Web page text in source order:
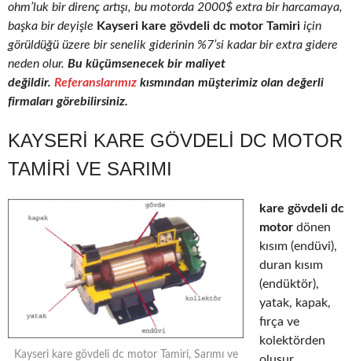
ohm’luk bir direnç artışı, bu motorda 2000$ extra bir harcamaya,
başka bir deyişle Kayseri kare gövdeli dc motor Tamiri için
görüldüğü üzere bir senelik giderinin %7’si kadar bir extra gidere
neden olur. Bu küçümsenecek bir maliyet
değildir. Referanslarımız kısmından müşterimiz olan değerli
firmaları görebilirsiniz.
KAYSERI KARE GÖVDELI DC MOTOR
TAMIRI VE SARIMI
Kayseri kare gövdeli dc motor Tamiri, Sarımı ve
kare gövdeli dc
motor dönen
kısım (endüvi),
duran kısım
(endüktör),
yatak, kapak,
fırça ve
kolektörden